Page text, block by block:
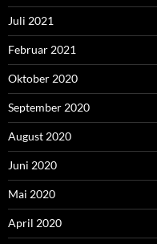
Juli 2021
Februar 2021
Oktober 2020
September 2020
August 2020
Juni 2020
Mai 2020
April 2020